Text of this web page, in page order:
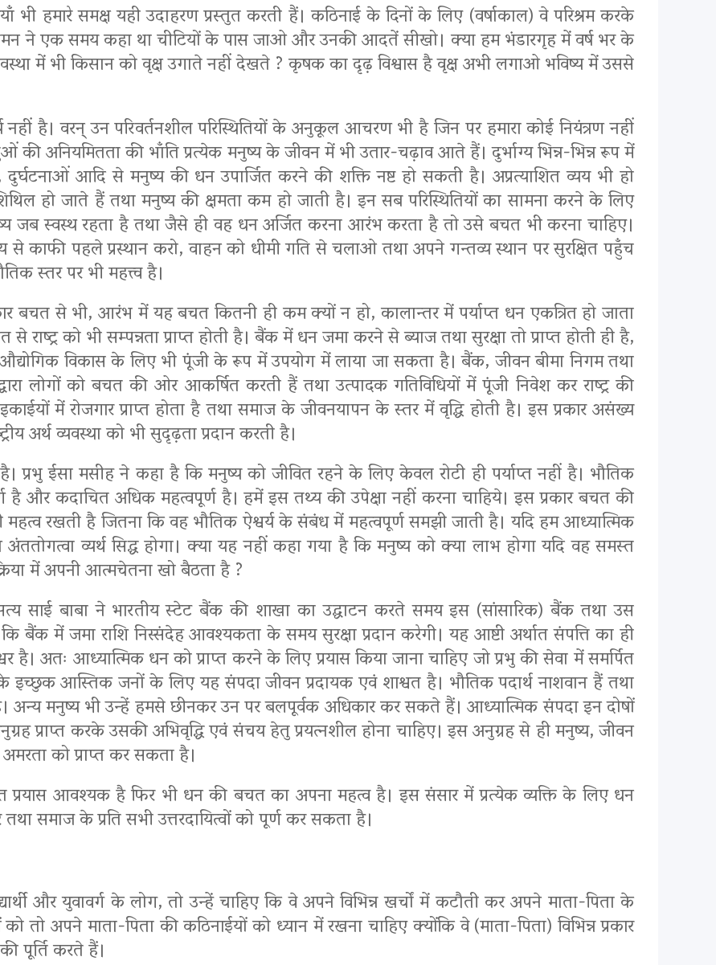
भी हमारे समक्ष यही उदाहरण प्रस्तुत करती हैं। कठिनाई के दिनों के लिए (वर्षाकाल) वे परिश्रम करके
ने एक समय कहा था चीटियों के पास जाओ और उनकी आदतें सीखो। क्या हम भंडारगृह में वर्ष भर के
में भी किसान को वृक्ष उगाते नहीं देखते ? कृषक का दृढ़ विश्वास है वृक्ष अभी लगाओ भविष्य में उससे
नहीं है। वरन् उन परिवर्तनशील परिस्थितियों के अनुकूल आचरण भी है जिन पर हमारा कोई नियंत्रण नहीं
की अनियमितता की भाँति प्रत्येक मनुष्य के जीवन में भी उतार-चढ़ाव आते हैं। दुर्भाग्य भिन्न-भिन्न रूप में
आदि से मनुष्य की धन उपार्जित करने की शक्ति नष्ट हो सकती है। अप्रत्याशित व्यय भी हो
हो जाते हैं तथा मनुष्य की क्षमता कम हो जाती है। इन सब परिस्थितियों का सामना करने के लिए
जब स्वस्थ रहता है तथा जैसे ही वह धन अर्जित करना आरंभ करता है तो उसे बचत भी करना चाहिए।
काफी पहले प्रस्थान करो, वाहन को धीमी गति से चलाओ तथा अपने गन्तव्य स्थान पर सुरक्षित पहुँच
स्तर पर भी महत्त्व है।
बचत से भी, आरंभ में यह बचत कितनी ही कम क्यों न हो, कालान्तर में पर्याप्त धन एकत्रित हो जाता
को भी सम्पन्नता प्राप्त होती है। बैंक में धन जमा करने से ब्याज तथा सुरक्षा तो प्राप्त होती ही है,
विकास के लिए भी पूंजी के रूप में उपयोग में लाया जा सकता है। बैंक, जीवन बीमा निगम तथा
लोगों को बचत की ओर आकर्षित करती हैं तथा उत्पादक गतिविधियों में पूंजी निवेश कर राष्ट्र की
में रोजगार प्राप्त होता है तथा समाज के जीवनयापन के स्तर में वृद्धि होती है। इस प्रकार असंख्य
अर्थ व्यवस्था को भी सुदृढ़ता प्रदान करती है।
ईसा मसीह ने कहा है कि मनुष्य को जीवित रहने के लिए केवल रोटी ही पर्याप्त नहीं है। भौतिक
है और कदाचित अधिक महत्वपूर्ण है। हमें इस तथ्य की उपेक्षा नहीं करना चाहिये। इस प्रकार बचत की
रखती है जितना कि वह भौतिक ऐश्वर्य के संबंध में महत्वपूर्ण समझी जाती है। यदि हम आध्यात्मिक
व्यर्थ सिद्ध होगा। क्या यह नहीं कहा गया है कि मनुष्य को क्या लाभ होगा यदि वह समस्त
में अपनी आत्मचेतना खो बैठता है ?
सत्य साई बाबा ने भारतीय स्टेट बैंक की शाखा का उद्घाटन करते समय इस (सांसारिक) बैंक तथा उस
में जमा राशि निस्संदेह आवश्यकता के समय सुरक्षा प्रदान करेगी। यह आष्टी अर्थात संपत्ति का ही
अतः आध्यात्मिक धन को प्राप्त करने के लिए प्रयास किया जाना चाहिए जो प्रभु की सेवा में समर्पित
इच्छुक आस्तिक जनों के लिए यह संपदा जीवन प्रदायक एवं शाश्वत है। भौतिक पदार्थ नाशवान हैं तथा
अन्य मनुष्य भी उन्हें हमसे छीनकर उन पर बलपूर्वक अधिकार कर सकते हैं। आध्यात्मिक संपदा इन दोषों
प्राप्त करके उसकी अभिवृद्धि एवं संचय हेतु प्रयत्नशील होना चाहिए। इस अनुग्रह से ही मनुष्य, जीवन
को प्राप्त कर सकता है।
प्रयास आवश्यक है फिर भी धन की बचत का अपना महत्व है। इस संसार में प्रत्येक व्यक्ति के लिए धन
समाज के प्रति सभी उत्तरदायित्वों को पूर्ण कर सकता है।
और युवावर्ग के लोग, तो उन्हें चाहिए कि वे अपने विभिन्न खर्चों में कटौती कर अपने माता-पिता के
को तो अपने माता-पिता की कठिनाईयों को ध्यान में रखना चाहिए क्योंकि वे (माता-पिता) विभिन्न प्रकार
पूर्ति करते हैं।